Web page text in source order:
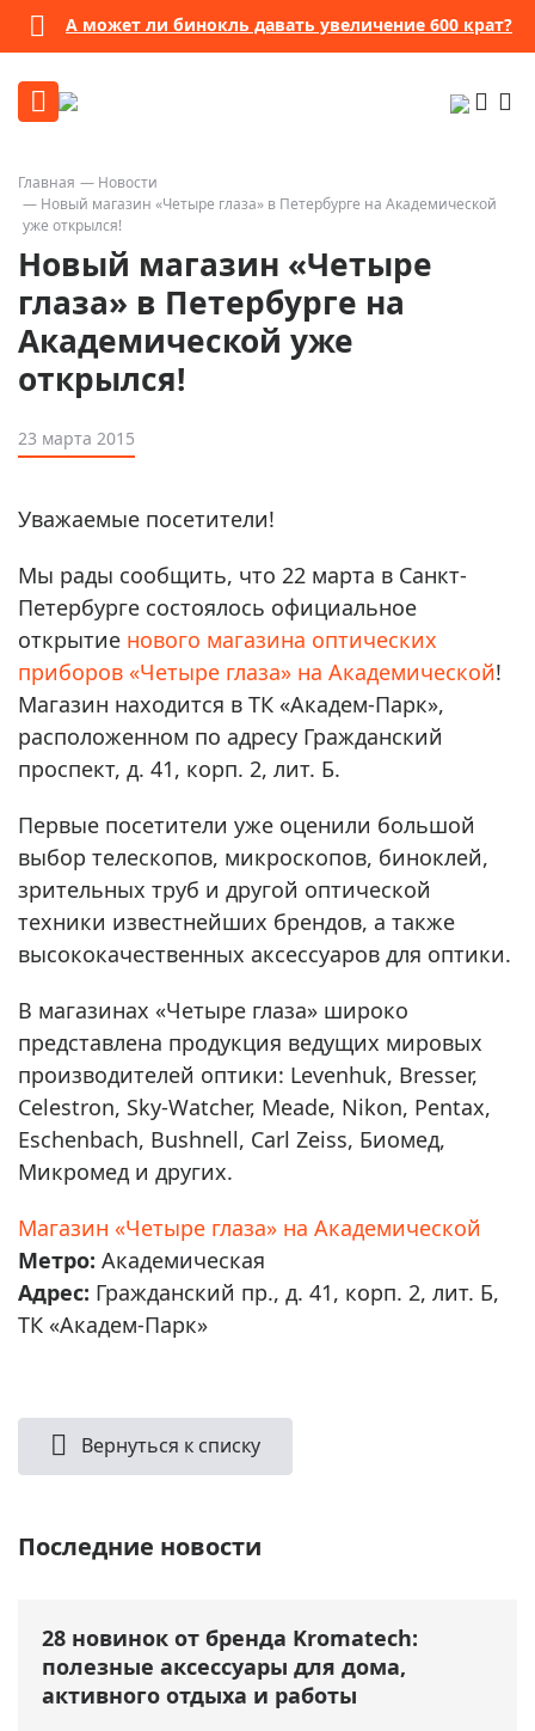
А может ли бинокль давать увеличение 600 крат?
Главная
Новости
Новый магазин «Четыре глаза» в Петербурге на Академической
уже открылся!
Новый магазин «Четыре
глаза» в Петербурге на
Академической уже
открылся!
23 марта 2015
Уважаемые посетители!
Мы рады сообщить, что 22 марта в Санкт-
Петербурге состоялось официальное
открытие нового магазина оптических
приборов «Четыре глаза» на Академической!
Магазин находится в ТК «Академ-Парк»,
расположенном по адресу Гражданский
проспект, д. 41, корп. 2, лит. Б.
Первые посетители уже оценили большой
выбор телескопов, микроскопов, биноклей,
зрительных труб и другой оптической
техники известнейших брендов, а также
высококачественных аксессуаров для оптики.
В магазинах «Четыре глаза» широко
представлена продукция ведущих мировых
производителей оптики: Levenhuk, Bresser,
Celestron, Sky-Watcher, Meade, Nikon, Pentax,
Eschenbach, Bushnell, Carl Zeiss, Биомед,
Микромед и других.
Магазин «Четыре глаза» на Академической
Метро: Академическая
Адрес: Гражданский пр., д. 41, корп. 2, лит. Б,
ТК «Академ-Парк»
Вернуться к списку
Последние новости
28 новинок от бренда Kromatech:
полезные аксессуары для дома,
активного отдыха и работы